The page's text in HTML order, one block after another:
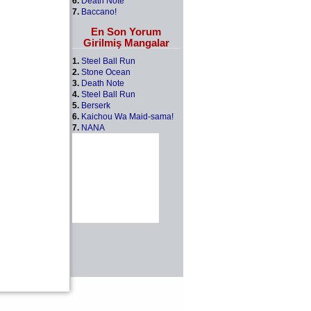
7. Baccano!
En Son Yorum
Girilmiş Mangalar
1. Steel Ball Run
2. Stone Ocean
3. Death Note
4. Steel Ball Run
5. Berserk
6. Kaichou Wa Maid-sama!
7. NANA